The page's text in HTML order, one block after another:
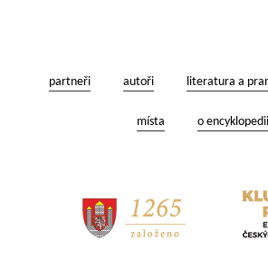
partneři autoři literatura a
místa o encyklopedii